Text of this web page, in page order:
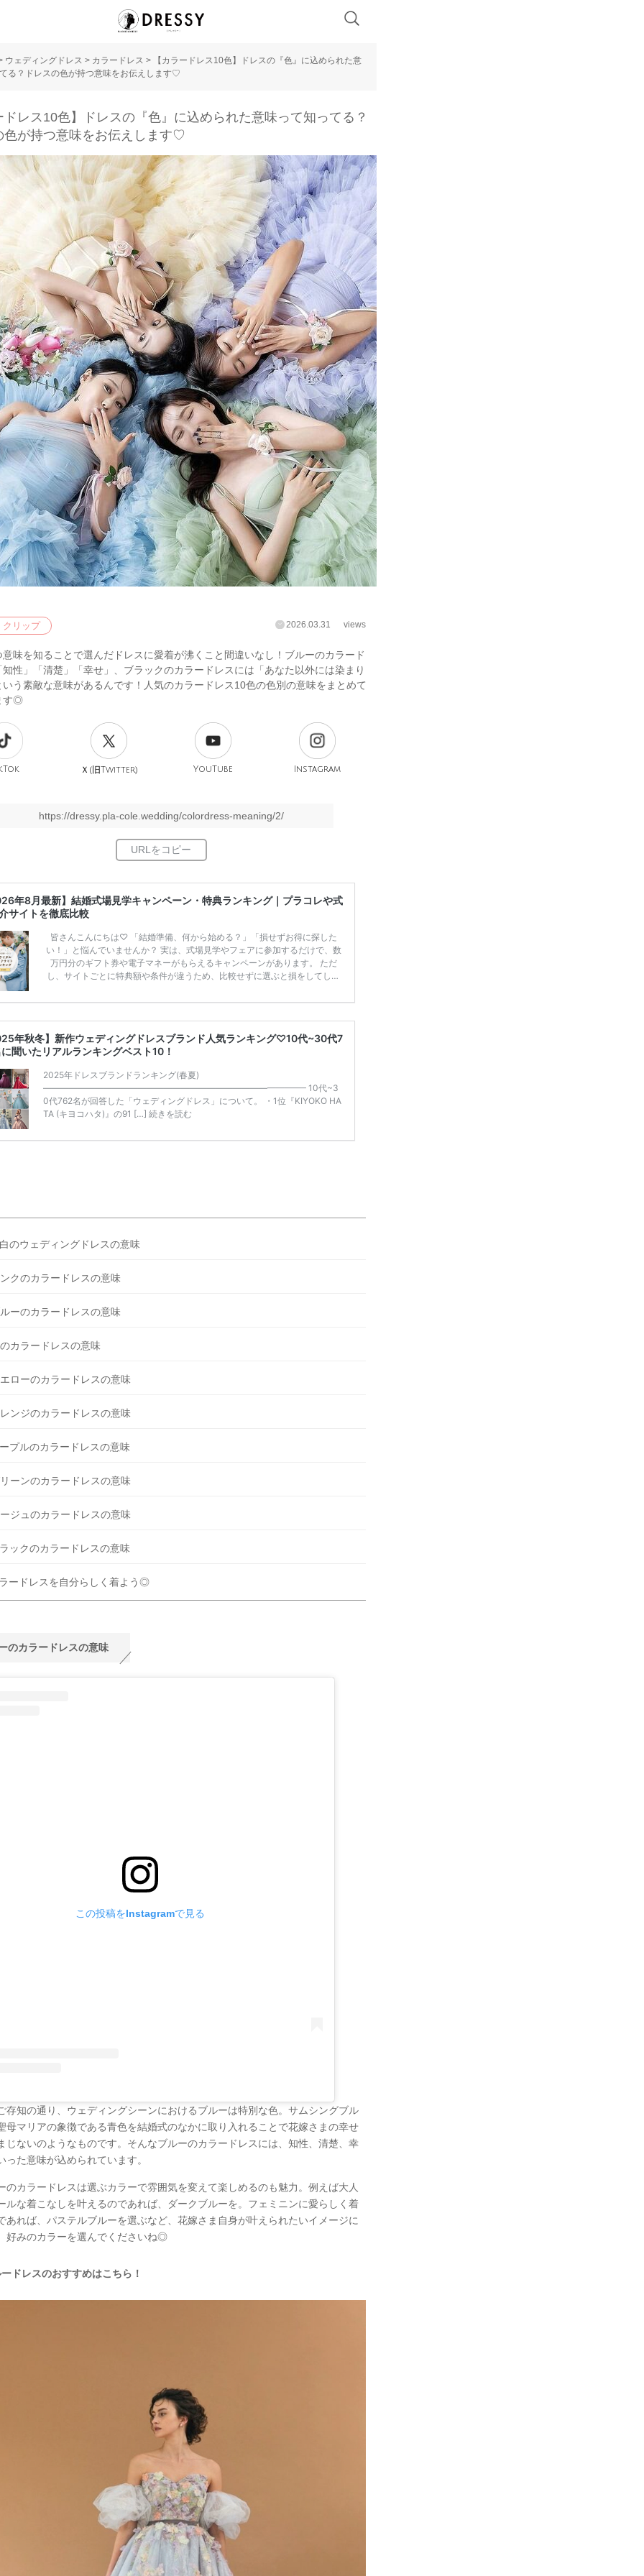
ウェディングドレス > カラードレス >
【カラードレス10色】ドレスの『色』に込められた意
る？ドレスの色が持つ意味をお伝えします♡
ドレス10色】ドレスの『色』に込められた意味って知ってる？
色が持つ意味をお伝えします♡
クリップ 2026.03.31 views
味を知ることで選んだドレスに愛着が沸くこと間違いなし！ブルーのカラード
性」「清楚」「幸せ」、ブラックのカラードレスには「あなた以外には染まり
う素敵な意味があるんです！人気のカラードレス10色の色別の意味をまとめて
す◎
Ｘ(旧Twitter) YouTube Instagram
https://dressy.pla-cole.wedding/colordress-meaning/2/
年8月最新】結婚式場見学キャンペーン・特典ランキング｜プラコレや式
サイトを徹底比較
皆さんこんにちは♡ 「結婚準備、何から始める？」「損せずお得に探した
い！」と悩んでいませんか？ 実は、式場見学やフェアに参加するだけで、数
万円分のギフト券や電子マネーがもらえるキャンペーンがあります。 ただ
し、サイトごとに特典額や条件が違うため、比較せずに選ぶと損をしてしま
ンペーン特典ランキングを公開！ 比較サイト：プラコレ、ゼクシィ、ハナユ
補を絞れる「ウェディング診断」か、体験型 […]続きを読む
年秋冬】新作ウェディングドレスブランド人気ランキング♡10代~30代7
聞いたリアルランキングベスト10！
2025年ドレスブランドランキング(春夏)
——————————————————————————————– 10代~3
0代762名が回答した「ウェディングドレス」について。 ・1位『KIYOKO HA
TA (キヨコハタ)』の91 […] 続きを読む
のウェディングドレスの意味
クのカラードレスの意味
ーのカラードレスの意味
カラードレスの意味
ローのカラードレスの意味
ンジのカラードレスの意味
プルのカラードレスの意味
ーンのカラードレスの意味
ジュのカラードレスの意味
ックのカラードレスの意味
ードレスを自分らしく着よう◎
のカラードレスの意味
この投稿をInstagramで見る
存知の通り、ウェディングシーンにおけるブルーは特別な色。サムシングブル
母マリアの象徴である青色を結婚式のなかに取り入れることで花嫁さまの幸せ
じないのようなものです。そんなブルーのカラードレスには、知性、清楚、幸
った意味が込められています。
のカラードレスは選ぶカラーで雰囲気を変えて楽しめるのも魅力。例えば大人
ルな着こなしを叶えるのであれば、ダークブルーを。フェミニンに愛らしく着
あれば、パステルブルーを選ぶなど、花嫁さま自身が叶えられたいイメージに
好みのカラーを選んでくださいね◎
ドレスのおすすめはこちら！